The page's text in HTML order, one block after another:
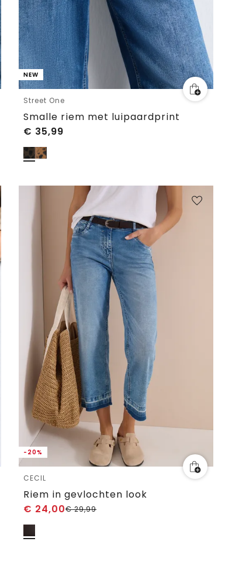
NEW
Street One
Smalle riem met luipaardprint
€ 35,99
-20%
CECIL
Riem in gevlochten look
€ 24,00€29,99